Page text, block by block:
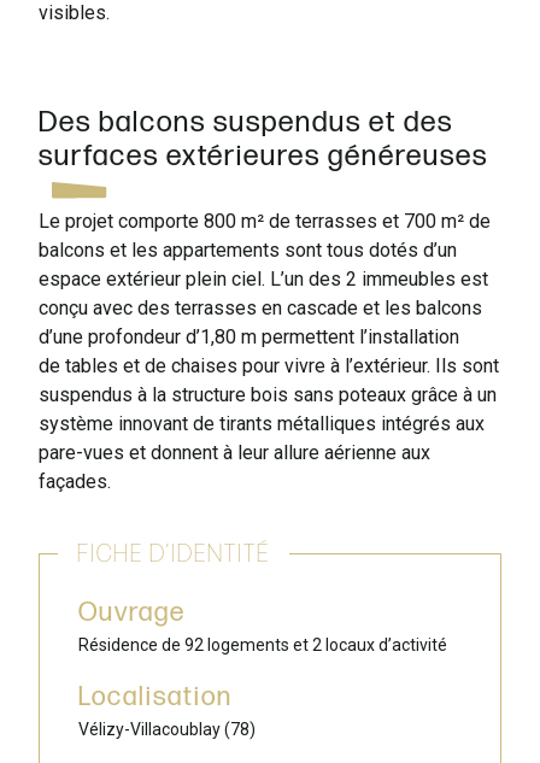
visibles.
Des balcons suspendus et des
surfaces extérieures généreuses
Le projet comporte 800 m² de terrasses et 700 m² de
balcons et les appartements sont tous dotés d’un
espace extérieur plein ciel. L’un des 2 immeubles est
conçu avec des terrasses en cascade et les balcons
d’une profondeur d’1,80 m permettent l’installation
de tables et de chaises pour vivre à l’extérieur. Ils sont
suspendus à la structure bois sans poteaux grâce à un
système innovant de tirants métalliques intégrés aux
pare-vues et donnent à leur allure aérienne aux
façades.
FICHE D’IDENTITÉ
Ouvrage
Résidence de 92 logements et 2 locaux d’activité
Localisation
Vélizy-Villacoublay (78)